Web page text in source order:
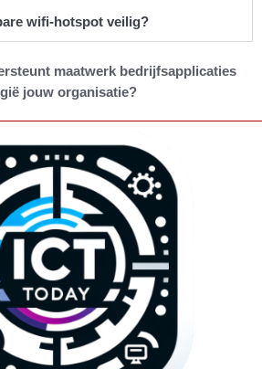
wifi-hotspot veilig?
maatwerk bedrijfsapplicaties
jouw organisatie?